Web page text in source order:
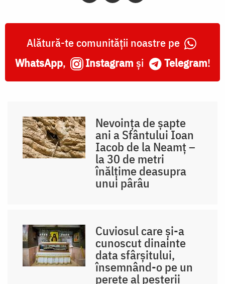
Alătură-te comunității noastre pe
WhatsApp, Instagram și Telegram!
Nevoința de șapte
ani a Sfântului Ioan
Iacob de la Neamț –
la 30 de metri
înălțime deasupra
unui pârâu
Cuviosul care și-a
cunoscut dinainte
data sfârșitului,
însemnând-o pe un
perete al peșterii